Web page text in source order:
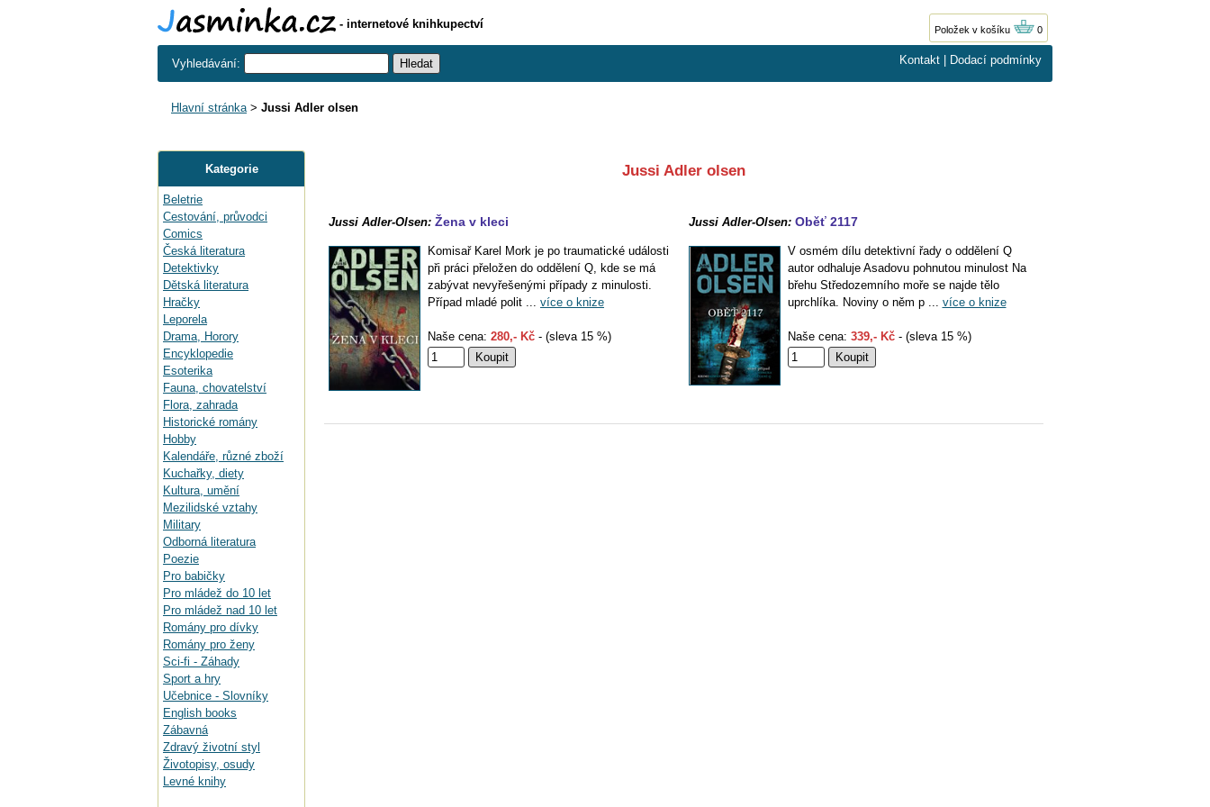
- internetové knihkupectví Položek v košíku 0
Vyhledávání: Kontakt Dodací podmínky
Hlavní stránka> Jussi Adler olsen
Kategorie
Beletrie
Cestování, průvodci
Comics
Česká literatura
Detektivky
Dětská literatura
Hračky
Leporela
Drama, Horory
Encyklopedie
Esoterika
Fauna, chovatelství
Flora, zahrada
Historické romány
Hobby
Kalendáře, různé zboží
Kuchařky, diety
Kultura, umění
Mezilidské vztahy
Military
Odborná literatura
Poezie
Pro babičky
Pro mládež do 10 let
Pro mládež nad 10 let
Romány pro dívky
Romány pro ženy
Sci-fi - Záhady
Sport a hry
Učebnice - Slovníky
English books
Zábavná
Zdravý životní styl
Životopisy, osudy
Levné knihy
Jussi Adler olsen
Jussi Adler-Olsen: Žena v kleci
Komisař Karel Mork je po traumatické události
při práci přeložen do oddělení Q, kde se má
zabývat nevyřešenými případy z minulosti.
Případ mladé polit ... více o knize
Naše cena: 280,- Kč - (sleva 15 %)
Jussi Adler-Olsen: Oběť 2117
V osmém dílu detektivní řady o oddělení Q
autor odhaluje Asadovu pohnutou minulost Na
břehu Středozemního moře se najde tělo
uprchlíka. Noviny o něm p ... více o knize
Naše cena: 339,- Kč- (sleva 15 %)